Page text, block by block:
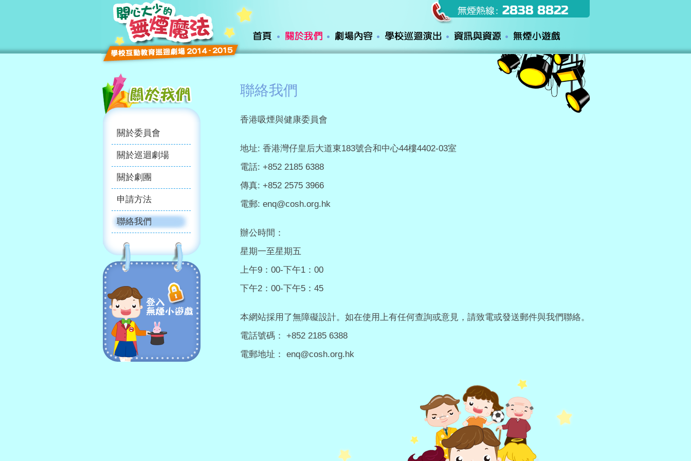
關於委員會
關於巡迴劇場
關於劇團
申請方法
聯絡我們
聯絡我們
香港吸煙與健康委員會
地址: 香港灣仔皇后大道東183號合和中心44樓4402-03室
電話: +852 2185 6388
傳真: +852 2575 3966
電郵: enq@cosh.org.hk
辦公時間：
星期一至星期五
上午9：00-下午1：00
下午2：00-下午5：45
本網站採用了無障礙設計。如在使用上有任何查詢或意見，請致電或發送郵件與我們聯絡。
電話號碼： +852 2185 6388
電郵地址： enq@cosh.org.hk